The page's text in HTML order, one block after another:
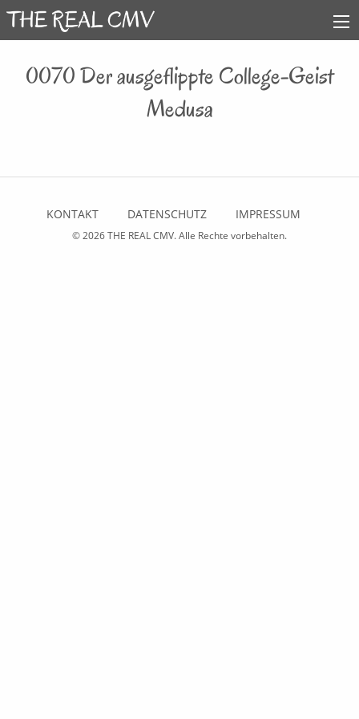
0070 Der ausgeflippte College-Geist
Medusa
KONTAKT DATENSCHUTZ IMPRESSUM
© 2026THE REAL CMV. Alle Rechte vorbehalten.